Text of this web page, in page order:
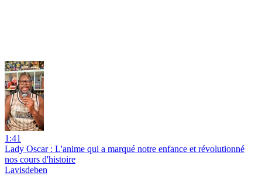
1:41
Lady Oscar : L'anime qui a marqué notre enfance et révolutionné
nos cours d'histoire
Lavisdeben